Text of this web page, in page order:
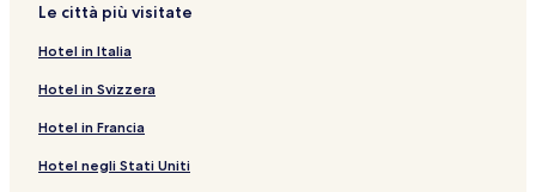
Le città più visitate
Hotel in Italia
Hotel in Svizzera
Hotel in Francia
Hotel negli Stati Uniti